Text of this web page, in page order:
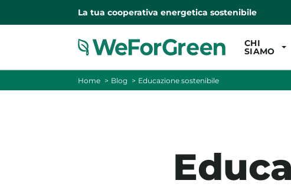
La tua cooperativa energetica sostenibile
CHI
SIAMO
Home Blog Educazione sostenibile